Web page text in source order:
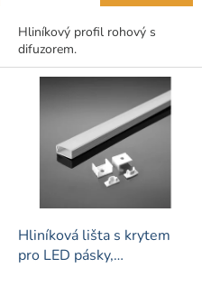
Hliníkový profil rohový s
difuzorem.
Hliníková lišta s krytem
pro LED pásky,